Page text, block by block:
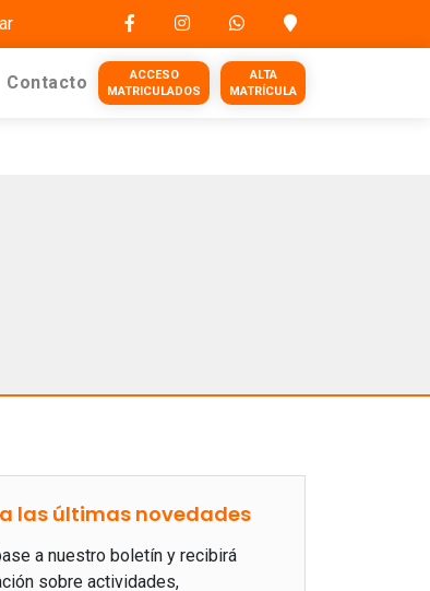
Contacto
ACCESO
MATRICULADOS
ALTA
MATRÍCULA
las últimas novedades
a nuestro boletín y recibirá
sobre actividades,